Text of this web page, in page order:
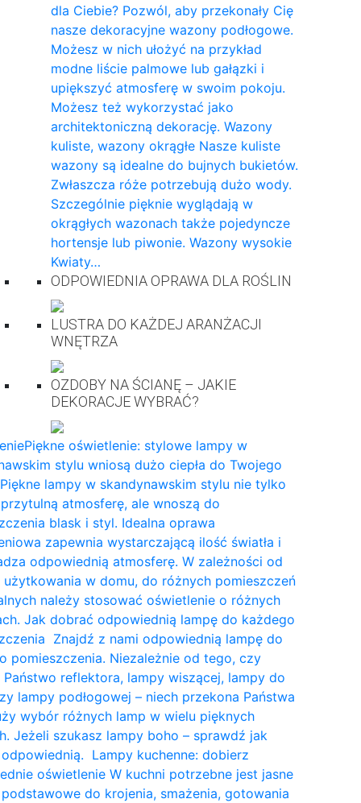
dla Ciebie? Pozwól, aby przekonały Cię
nasze dekoracyjne wazony podłogowe.
Możesz w nich ułożyć na przykład
modne liście palmowe lub gałązki i
upiększyć atmosferę w swoim pokoju.
Możesz też wykorzystać jako
architektoniczną dekorację. Wazony
kuliste, wazony okrągłe Nasze kuliste
wazony są idealne do bujnych bukietów.
Zwłaszcza róże potrzebują dużo wody.
Szczególnie pięknie wyglądają w
okrągłych wazonach także pojedyncze
hortensje lub piwonie. Wazony wysokie
Kwiaty…
ODPOWIEDNIA OPRAWA DLA ROŚLIN
LUSTRA DO KAŻDEJ ARANŻACJI
WNĘTRZA
OZDOBY NA ŚCIANĘ – JAKIE
DEKORACJE WYBRAĆ?
Piękne oświetlenie: stylowe lampy w
stylu wniosą dużo ciepła do Twojego
lampy w skandynawskim stylu nie tylko
atmosferę, ale wnoszą do
blask i styl. Idealna oprawa
zapewnia wystarczającą ilość światła i
odpowiednią atmosferę. W zależności od
użytkowania w domu, do różnych pomieszczeń
należy stosować oświetlenie o różnych
Jak dobrać odpowiednią lampę do każdego
Znajdź z nami odpowiednią lampę do
pomieszczenia. Niezależnie od tego, czy
Państwo reflektora, lampy wiszącej, lampy do
lampy podłogowej – niech przekona Państwa
wybór różnych lamp w wielu pięknych
Jeżeli szukasz lampy boho – sprawdź jak
Lampy kuchenne: dobierz
oświetlenie W kuchni potrzebne jest jasne
podstawowe do krojenia, smażenia, gotowania